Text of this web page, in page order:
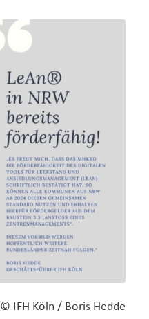
© IFH Köln / Boris Hedde